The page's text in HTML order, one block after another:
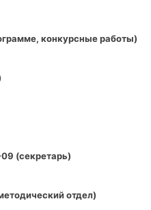
конкурсные работы)
(секретарь)
отдел)